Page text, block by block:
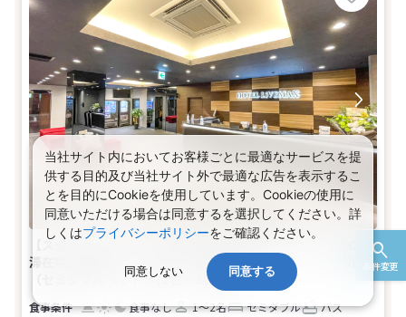
条件変更
【スタンダードプラン】高松駅から徒歩約７分！☆【ECO♪
滞在中の清掃無】【素泊り】【喫煙】モデレートシングル
（セミダブルベッド）(1名～2名1室)
食事なし 1～2名 セミダブル バス
当社サイト内においてお客様ごとに最適なサービスを提
供する目的及び当社サイト外で最適な広告を表示するこ
とを目的にCookieを使用しています。Cookieの使用に
同意いただける場合は同意するを選択してください。詳
しくはプライバシーポリシーをご確認ください。
同意しない 同意する